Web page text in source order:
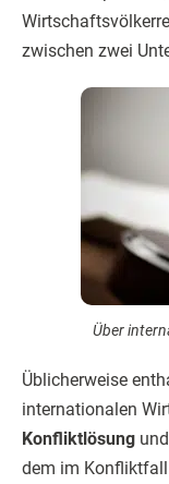
zwischen zwei
Über
Üblicherweise
internationalen
Konfliktlösung
dem im